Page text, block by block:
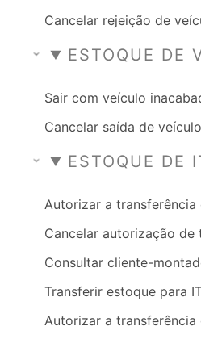
Cancelar rejeição de
ESTOQUE DE
Sair com veículo
Cancelar saída de
ESTOQUE DE
Autorizar a transferência
Cancelar autorização de
Consultar cliente-
Transferir estoque para
Autorizar a